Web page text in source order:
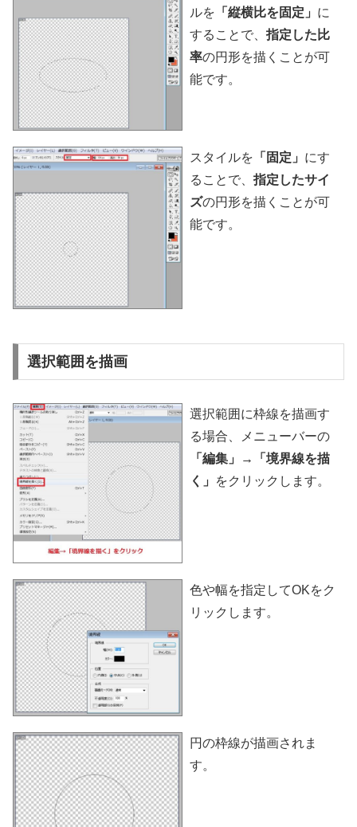
ルを 「縦横比を固定」 に
することで、 指定した比
率の円形を描くことが可
能です。
スタイルを 「固定」 にす
ることで、 指定したサイ
ズの円形を描くことが可
能です。
選択範囲を描画
選択範囲に枠線を描画す
る場合、メニューバーの
「編集」→「境界線を描
く」
をクリックします。
色や幅を指定してOKをク
リックします。
円の枠線が描画されま
す。